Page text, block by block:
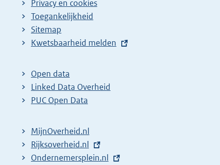
Privacy en cookies
Toegankelijkheid
Sitemap
E
t
e
r
l
i
n
Kwetsbaarheid melden
Open data
Linked Data Overheid
PUC Open Data
MijnOverheid.nl
E
x
Rijksoverheid.nl
E
Ondernemersplein.nl